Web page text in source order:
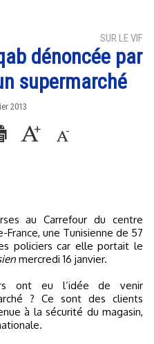
SUR LE VIF
dénoncée par
supermarché
2013
une Tunisienne de 57
policiers car elle portait le
mercredi 16 janvier.
ont eu l’idée de venir
? Ce sont des clients
à la sécurité du magasin,